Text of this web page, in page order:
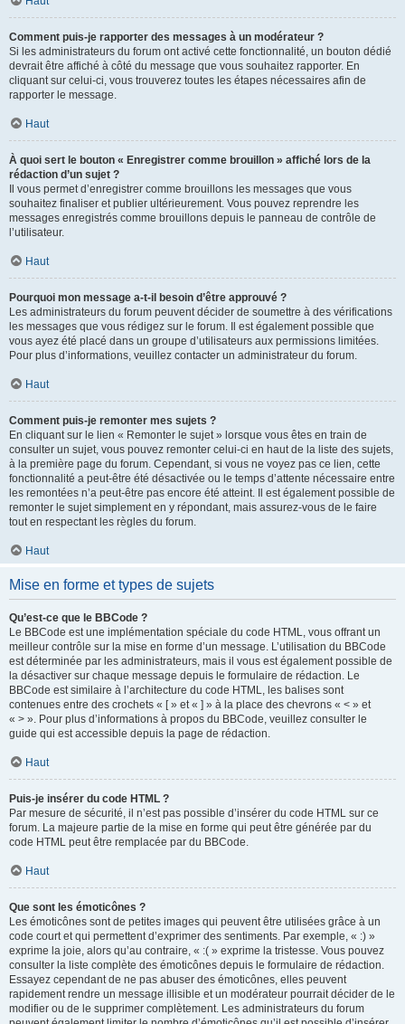
Comment puis-je rapporter des messages à un modérateur ?
Si les administrateurs du forum ont activé cette fonctionnalité, un bouton dédié
devrait être affiché à côté du message que vous souhaitez rapporter. En
cliquant sur celui-ci, vous trouverez toutes les étapes nécessaires afin de
rapporter le message.
Haut
À quoi sert le bouton « Enregistrer comme brouillon » affiché lors de la
rédaction d’un sujet ?
Il vous permet d’enregistrer comme brouillons les messages que vous
souhaitez finaliser et publier ultérieurement. Vous pouvez reprendre les
messages enregistrés comme brouillons depuis le panneau de contrôle de
l’utilisateur.
Haut
Pourquoi mon message a-t-il besoin d’être approuvé ?
Les administrateurs du forum peuvent décider de soumettre à des vérifications
les messages que vous rédigez sur le forum. Il est également possible que
vous ayez été placé dans un groupe d’utilisateurs aux permissions limitées.
Pour plus d’informations, veuillez contacter un administrateur du forum.
Haut
Comment puis-je remonter mes sujets ?
En cliquant sur le lien « Remonter le sujet » lorsque vous êtes en train de
consulter un sujet, vous pouvez remonter celui-ci en haut de la liste des sujets,
à la première page du forum. Cependant, si vous ne voyez pas ce lien, cette
fonctionnalité a peut-être été désactivée ou le temps d’attente nécessaire entre
les remontées n’a peut-être pas encore été atteint. Il est également possible de
remonter le sujet simplement en y répondant, mais assurez-vous de le faire
tout en respectant les règles du forum.
Haut
Mise en forme et types de sujets
Qu’est-ce que le BBCode ?
Le BBCode est une implémentation spéciale du code HTML, vous offrant un
meilleur contrôle sur la mise en forme d’un message. L’utilisation du BBCode
est déterminée par les administrateurs, mais il vous est également possible de
la désactiver sur chaque message depuis le formulaire de rédaction. Le
BBCode est similaire à l’architecture du code HTML, les balises sont
contenues entre des crochets « [ » et « ] » à la place des chevrons « < » et
« > ». Pour plus d’informations à propos du BBCode, veuillez consulter le
guide qui est accessible depuis la page de rédaction.
Haut
Puis-je insérer du code HTML ?
Par mesure de sécurité, il n’est pas possible d’insérer du code HTML sur ce
forum. La majeure partie de la mise en forme qui peut être générée par du
code HTML peut être remplacée par du BBCode.
Haut
Que sont les émoticônes ?
Les émoticônes sont de petites images qui peuvent être utilisées grâce à un
code court et qui permettent d’exprimer des sentiments. Par exemple, « :) »
exprime la joie, alors qu’au contraire, « :( » exprime la tristesse. Vous pouvez
consulter la liste complète des émoticônes depuis le formulaire de rédaction.
Essayez cependant de ne pas abuser des émoticônes, elles peuvent
rapidement rendre un message illisible et un modérateur pourrait décider de le
modifier ou de le supprimer complètement. Les administrateurs du forum